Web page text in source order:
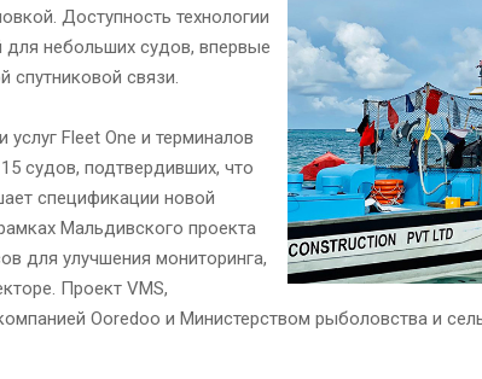
Доступность технологии
для небольших судов, впервые
спутниковой связи.
Fleet One и терминалов
судов, подтвердивших, что
спецификации новой
Мальдивского проекта
для улучшения мониторинга,
Проект VMS,
Ooredoo и Министерством рыболовства и